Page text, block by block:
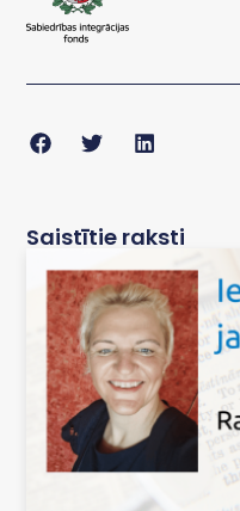
Saistītie raksti